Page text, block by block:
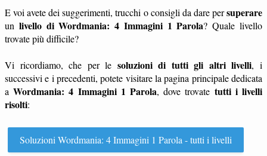
E voi avete dei suggerimenti, trucchi o consigli da dare persuperare
un livello di Wordmania: 4 Immagini 1 Parola? Quale livello
trovate più difficile?
Vi ricordiamo, che per le soluzioni di tutti gli altri livelli, i
successivi e i precedenti, potete visitare la pagina principale dedicata
aWordmania: 4 Immagini 1 Parola, dove trovate tutti i livelli
risolti:
Soluzioni Wordmania: 4 Immagini 1 Parola - tutti i livelli